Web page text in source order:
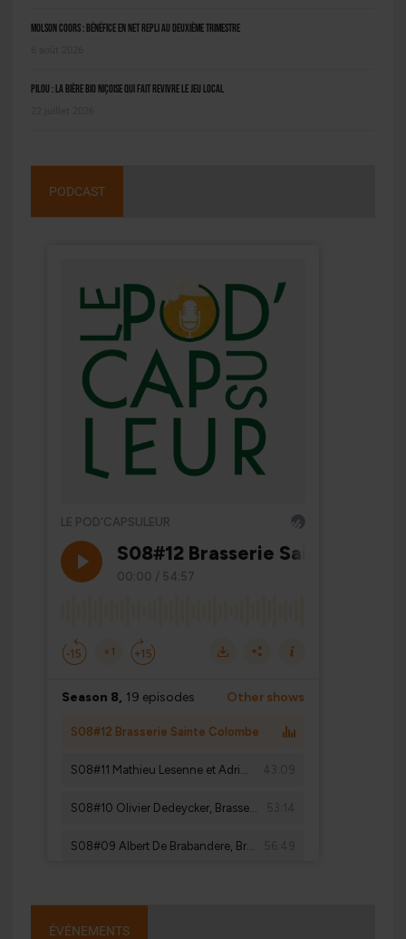
Molson Coors : bénéfice en net repli au deuxième trimestre
Pilou : la bière bio niçoise qui fait revivre le jeu local
PODCAST
ÉVÉNEMENTS